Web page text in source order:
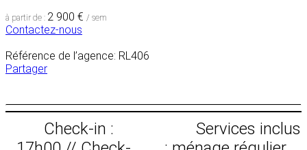
à partir de : 2 900 € / sem
Contactez-nous
Référence de l’agence: RL406
Partager
Check-in :
Services inclus